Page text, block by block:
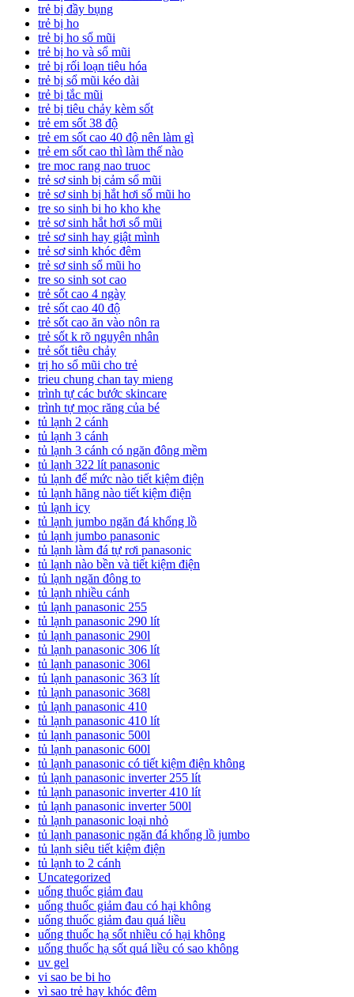
trẻ bị đầy bụng
trẻ bị ho
trẻ bị ho sổ mũi
trẻ bị ho và sổ mũi
trẻ bị rối loạn tiêu hóa
trẻ bị sổ mũi kéo dài
trẻ bị tắc mũi
trẻ bị tiêu chảy kèm sốt
trẻ em sốt 38 độ
trẻ em sốt cao 40 độ nên làm gì
trẻ em sốt cao thì làm thế nào
tre moc rang nao truoc
trẻ sơ sinh bị cảm sổ mũi
trẻ sơ sinh bị hắt hơi sổ mũi ho
tre so sinh bi ho kho khe
trẻ sơ sinh hắt hơi sổ mũi
trẻ sơ sinh hay giật mình
trẻ sơ sinh khóc đêm
trẻ sơ sinh sổ mũi ho
tre so sinh sot cao
trẻ sốt cao 4 ngày
trẻ sốt cao 40 độ
trẻ sốt cao ăn vào nôn ra
trẻ sốt k rõ nguyên nhân
trẻ sốt tiêu chảy
trị ho sổ mũi cho trẻ
trieu chung chan tay mieng
trình tự các bước skincare
trình tự mọc răng của bé
tủ lạnh 2 cánh
tủ lạnh 3 cánh
tủ lạnh 3 cánh có ngăn đông mềm
tủ lạnh 322 lít panasonic
tủ lạnh để mức nào tiết kiệm điện
tủ lạnh hãng nào tiết kiệm điện
tủ lạnh icy
tủ lạnh jumbo ngăn đá khổng lồ
tủ lạnh jumbo panasonic
tủ lạnh làm đá tự rơi panasonic
tủ lạnh nào bền và tiết kiệm điện
tủ lạnh ngăn đông to
tủ lạnh nhiều cánh
tủ lạnh panasonic 255
tủ lạnh panasonic 290 lít
tủ lạnh panasonic 290l
tủ lạnh panasonic 306 lít
tủ lạnh panasonic 306l
tủ lạnh panasonic 363 lít
tủ lạnh panasonic 368l
tủ lạnh panasonic 410
tủ lạnh panasonic 410 lít
tủ lạnh panasonic 500l
tủ lạnh panasonic 600l
tủ lạnh panasonic có tiết kiệm điện không
tủ lạnh panasonic inverter 255 lít
tủ lạnh panasonic inverter 410 lít
tủ lạnh panasonic inverter 500l
tủ lạnh panasonic loại nhỏ
tủ lạnh panasonic ngăn đá khổng lồ jumbo
tủ lạnh siêu tiết kiệm điện
tủ lạnh to 2 cánh
Uncategorized
uống thuốc giảm đau
uống thuốc giảm đau có hại không
uống thuốc giảm đau quá liều
uống thuốc hạ sốt nhiều có hại không
uống thuốc hạ sốt quá liều có sao không
uv gel
vi sao be bi ho
vì sao trẻ hay khóc đêm